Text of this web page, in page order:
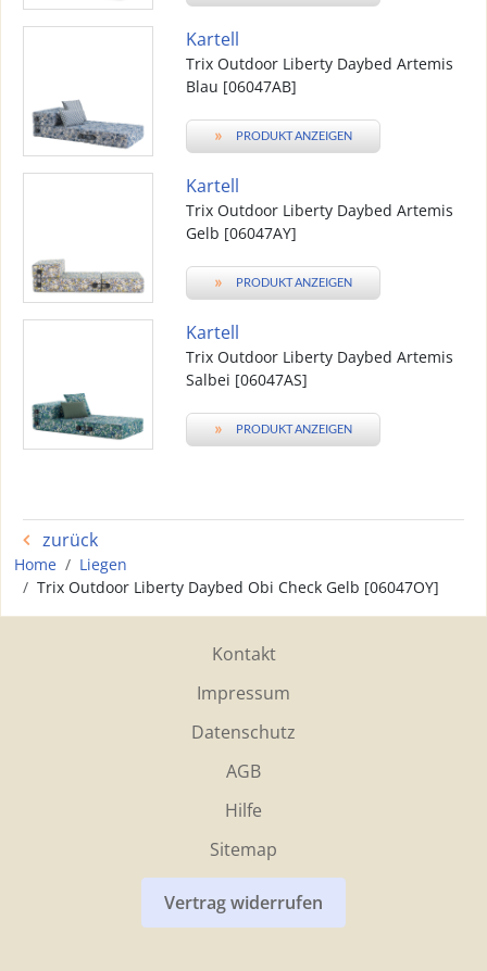
Kartell
Trix Outdoor Liberty Daybed Artemis
Blau [06047AB]
» PRODUKT ANZEIGEN
Kartell
Trix Outdoor Liberty Daybed Artemis
Gelb [06047AY]
» PRODUKT ANZEIGEN
Kartell
Trix Outdoor Liberty Daybed Artemis
Salbei [06047AS]
» PRODUKT ANZEIGEN
zurück
Home
Liegen
Trix Outdoor Liberty Daybed Obi Check Gelb [06047OY]
Kontakt
Impressum
Datenschutz
AGB
Hilfe
Sitemap
Vertrag widerrufen